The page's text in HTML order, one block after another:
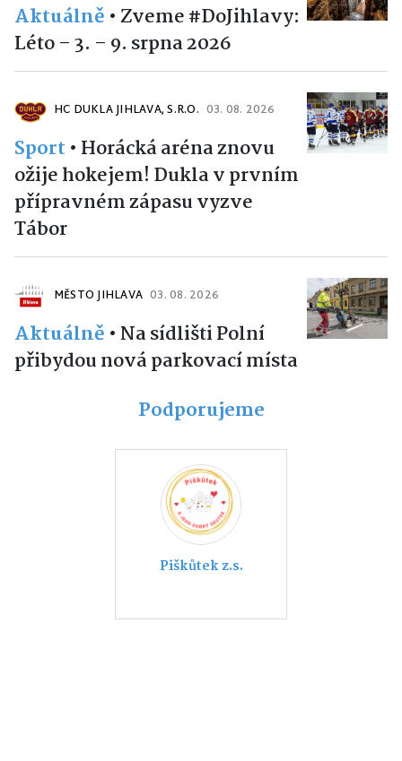
Aktuálně • Zveme #DoJihlavy:
Léto – 3. – 9. srpna 2026
HC DUKLA JIHLAVA, S.R.O. 03. 08. 2026
Sport • Horácká aréna znovu
ožije hokejem! Dukla v prvním
přípravném zápasu vyzve
Tábor
MĚSTO JIHLAVA 03. 08. 2026
Aktuálně • Na sídlišti Polní
přibydou nová parkovací místa
Podporujeme
Piškůtek z.s.